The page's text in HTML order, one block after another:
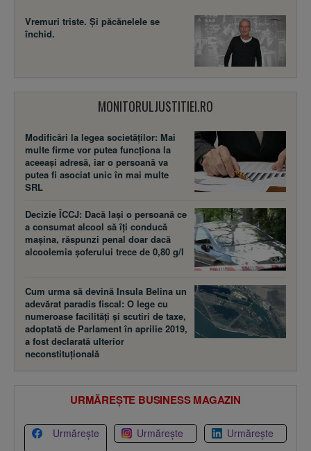
Vremuri triste. Şi păcănelele se
închid.
MONITORULJUSTITIEI.RO
Modificări la legea societăţilor: Mai
multe firme vor putea funcţiona la
aceeaşi adresă, iar o persoană va
putea fi asociat unic în mai multe
SRL
Decizie ÎCCJ: Dacă laşi o persoană ce
a consumat alcool să îţi conducă
maşina, răspunzi penal doar dacă
alcoolemia şoferului trece de 0,80 g/l
Cum urma să devină Insula Belina un
adevărat paradis fiscal: O lege cu
numeroase facilităţi şi scutiri de taxe,
adoptată de Parlament în aprilie 2019,
a fost declarată ulterior
neconstituţională
URMĂREȘTE BUSINESS MAGAZIN
Urmărește Urmărește Urmărește